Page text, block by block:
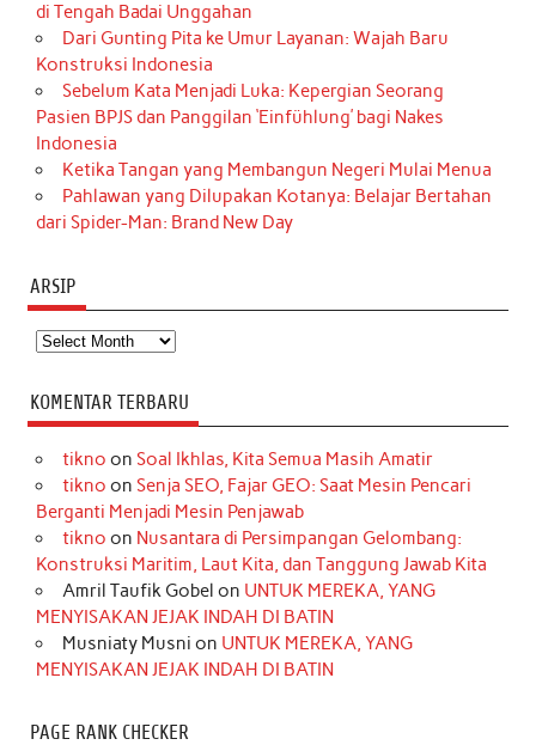
di Tengah Badai Unggahan
Dari Gunting Pita ke Umur Layanan: Wajah Baru
Konstruksi Indonesia
Sebelum Kata Menjadi Luka: Kepergian Seorang
Pasien BPJS dan Panggilan ‘Einfühlung’ bagi Nakes
Indonesia
Ketika Tangan yang Membangun Negeri Mulai Menua
Pahlawan yang Dilupakan Kotanya: Belajar Bertahan
dari Spider-Man: Brand New Day
ARSIP
Arsip
KOMENTAR TERBARU
tikno on Soal Ikhlas, Kita Semua Masih Amatir
tikno on Senja SEO, Fajar GEO: Saat Mesin Pencari
Berganti Menjadi Mesin Penjawab
tikno on Nusantara di Persimpangan Gelombang:
Konstruksi Maritim, Laut Kita, dan Tanggung Jawab Kita
Amril Taufik Gobel on UNTUK MEREKA, YANG
MENYISAKAN JEJAK INDAH DI BATIN
Musniaty Musni on UNTUK MEREKA, YANG
MENYISAKAN JEJAK INDAH DI BATIN
PAGE RANK CHECKER